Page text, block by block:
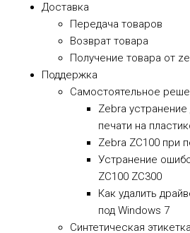
Доставка
Передача товаров
Возврат товара
Получение товара от
Поддержка
Самостоятельное
Zebra
печати на
Zebra ZC100 при
Устранение
ZC100 ZC300
Как удалить
под Windows 7
Синтетическая этикетка